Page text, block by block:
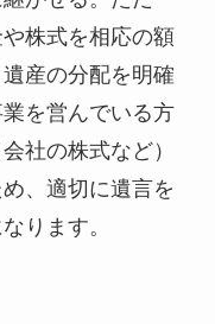
株式を相応の額
産の分配を明確
を営んでいる方
社の株式など）
、適切に遺言を
ります。